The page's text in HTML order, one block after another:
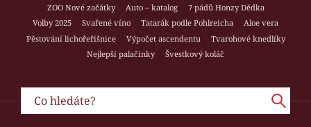
ZOO Nové začátky
Auto – katalog
7 pádů Honzy Dědka
Volby 2025
Svařené víno Tatarák podle Pohlreicha
Aloe vera
Pěstování lichořeřišnice
Výpočet ascendentu
Tvarohové knedlíky
Nejlepší palačinky
Švestkový koláč